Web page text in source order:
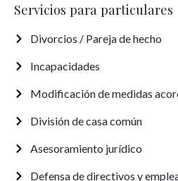
Servicios para particulares
Divorcios / Pareja de hecho
Incapacidades
Modificación de medidas
División de casa común
Asesoramiento jurídico
Defensa de directivos y